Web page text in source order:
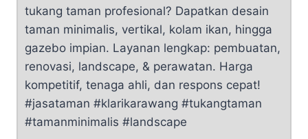
tukang taman profesional? Dapatkan desain
taman minimalis, vertikal, kolam ikan, hingga
gazebo impian. Layanan lengkap: pembuatan,
renovasi, landscape, & perawatan. Harga
kompetitif, tenaga ahli, dan respons cepat!
#jasataman #klarikarawang #tukangtaman
#tamanminimalis #landscape